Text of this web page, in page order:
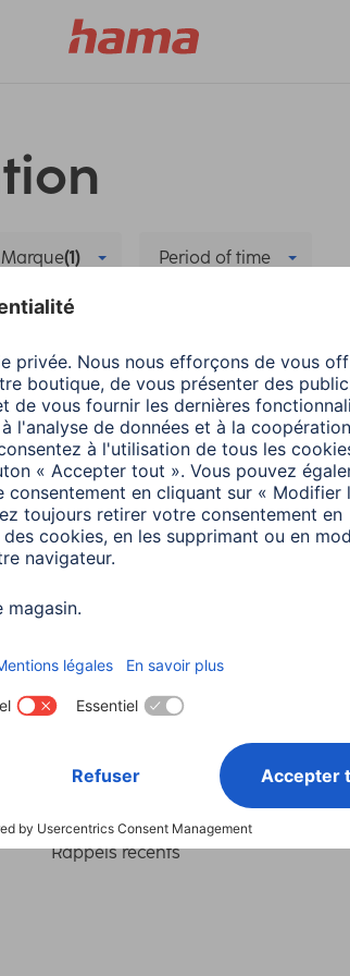
Marque(1) Period of time
Choisissez un pays
Conditions de garantie
Déclarations
Rappels récents